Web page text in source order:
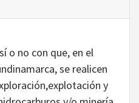
o no con que, en el
se realicen
y